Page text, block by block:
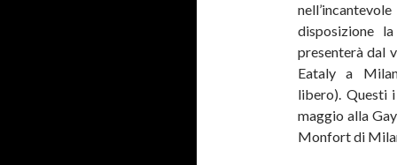
disposizione
presenterà dal
Eataly a
libero). Questi
maggio alla
Monfort di